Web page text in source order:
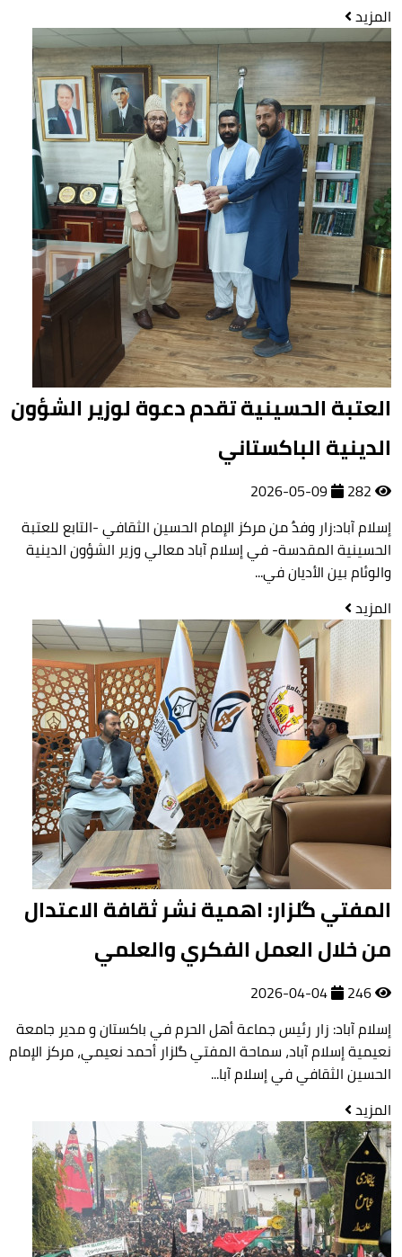
المزيد
العتبة الحسينية تقدم دعوة لوزير الشؤون
الدينية الباكستاني
282
2026-05-09
إسلام آباد:زار وفدٌ من مركز الإمام الحسين الثقافي -التابع للعتبة
الحسينية المقدسة- في إسلام آباد معالي وزير الشؤون الدينية
والوئام بين الأديان في...
المزيد
المفتي گلزار: اهمية نشر ثقافة الاعتدال
من خلال العمل الفكري والعلمي
246
2026-04-04
إسلام آباد: زار رئيس جماعة أهل الحرم في باكستان و مدير جامعة
نعيمية إسلام آباد، سماحة المفتي گلزار أحمد نعيمي، مركز الإمام
الحسين الثقافي في إسلام آبا...
المزيد